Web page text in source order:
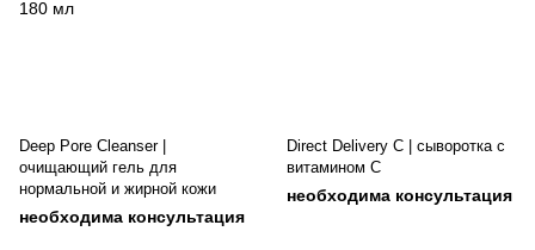
Deep Pore Cleanser |
очищающий гель для
нормальной и жирной кожи
необходима консультация
Direct Delivery C | сыворотка с
витамином C
необходима консультация